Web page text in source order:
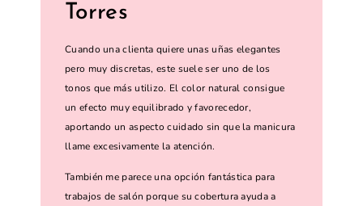
Torres
Cuando una clienta quiere unas uñas elegantes
pero muy discretas, este suele ser uno de los
tonos que más utilizo. El color natural consigue
un efecto muy equilibrado y favorecedor,
aportando un aspecto cuidado sin que la manicura
llame excesivamente la atención.
También me parece una opción fantástica para
trabajos de salón porque su cobertura ayuda a